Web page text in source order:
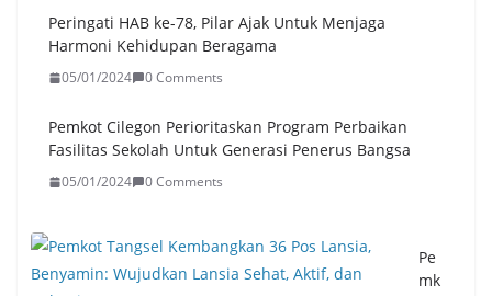
Peringati HAB ke-78, Pilar Ajak Untuk Menjaga
Harmoni Kehidupan Beragama
05/01/2024 0 Comments
Pemkot Cilegon Perioritaskan Program Perbaikan
Fasilitas Sekolah Untuk Generasi Penerus Bangsa
05/01/2024 0 Comments
Pe
mk